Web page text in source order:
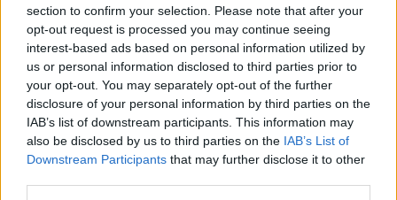
section to confirm your selection. Please note that after your
opt-out request is processed you may continue seeing
interest-based ads based on personal information utilized by
us or personal information disclosed to third parties prior to
your opt-out. You may separately opt-out of the further
disclosure of your personal information by third parties on the
IAB’s list of downstream participants. This information may
also be disclosed by us to third parties on the IAB’s List of
Downstream Participants that may further disclose it to other